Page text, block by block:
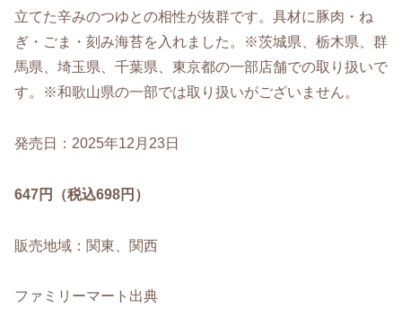
立てた辛みのつゆとの相性が抜群です。具材に豚肉・ね
ぎ・ごま・刻み海苔を入れました。※茨城県、栃木県、群
馬県、埼玉県、千葉県、東京都の一部店舗での取り扱いで
す。※和歌山県の一部では取り扱いがございません。
発売日：2025年12月23日
647円（税込698円）
販売地域：関東、関西
ファミリーマート出典